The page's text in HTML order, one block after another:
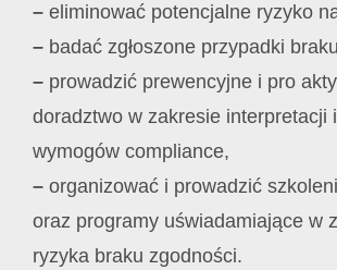
– eliminować potencjalne ryzyko
– badać zgłoszone przypadki
– prowadzić prewencyjne i pro
doradztwo w zakresie interpretacji
wymogów compliance,
– organizować i prowadzić
oraz programy uświadamiające w
ryzyka braku zgodności.